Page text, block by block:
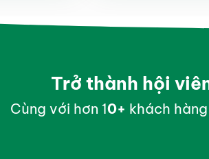
Trở thành hội
Cùng với hơn 10+ khách